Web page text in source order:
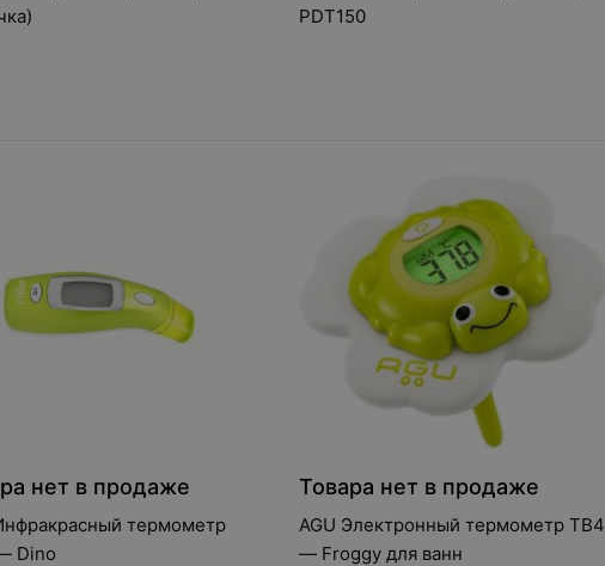
PDT150
нет в продаже
термометр
Dino
Товара нет в продаже
AGU Электронный термометр TB4
— Froggy для ванн